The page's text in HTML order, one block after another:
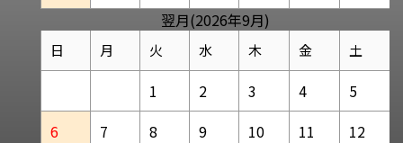
翌月(2026年9月)
日 月 火 水 木 金 土
1 2 3 4
5
6
7 8 9 10 11
12